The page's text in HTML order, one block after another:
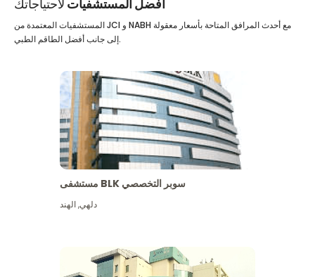
أفضل المستشفيات لاحتياجاتك
المستشفيات المعتمدة من JCI و NABH مع أحدث المرافق المتاحة بأسعار معقولة
إلى جانب أفضل الطاقم الطبي.
مستشفى BLK سوبر التخصصي
دلهي,الهند